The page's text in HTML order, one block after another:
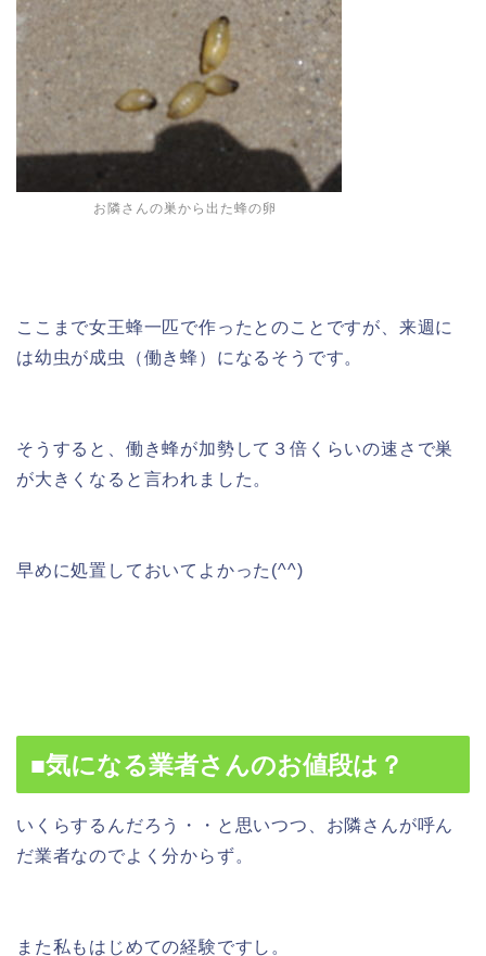
お隣さんの巣から出た蜂の卵
ここまで女王蜂一匹で作ったとのことですが、来週に
は幼虫が成虫（働き蜂）になるそうです。
そうすると、働き蜂が加勢して３倍くらいの速さで巣
が大きくなると言われました。
早めに処置しておいてよかった(^^)
■気になる業者さんのお値段は？
いくらするんだろう・・と思いつつ、お隣さんが呼ん
だ業者なのでよく分からず。
また私もはじめての経験ですし。